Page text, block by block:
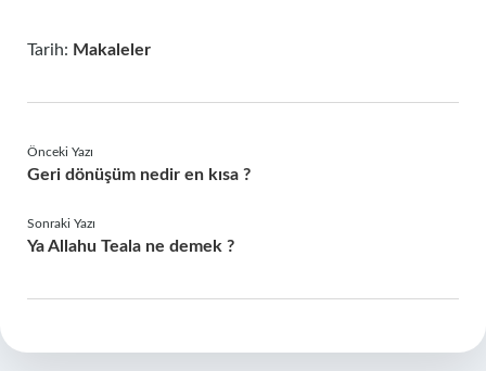
Tarih: Makaleler
Önceki Yazı
Geri dönüşüm nedir en kısa ?
Sonraki Yazı
Ya Allahu Teala ne demek ?